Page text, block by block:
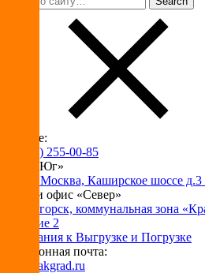
Звоните:
+7 (495) 255-00-85
Офис «Юг»
115230 Москва, Каширское шоссе
Склад и офис «Север»
Красногорск, коммунальная зона
владение 2
Требования к Выгрузке и Погрузке
Электронная почта:
info@pakgrad.ru